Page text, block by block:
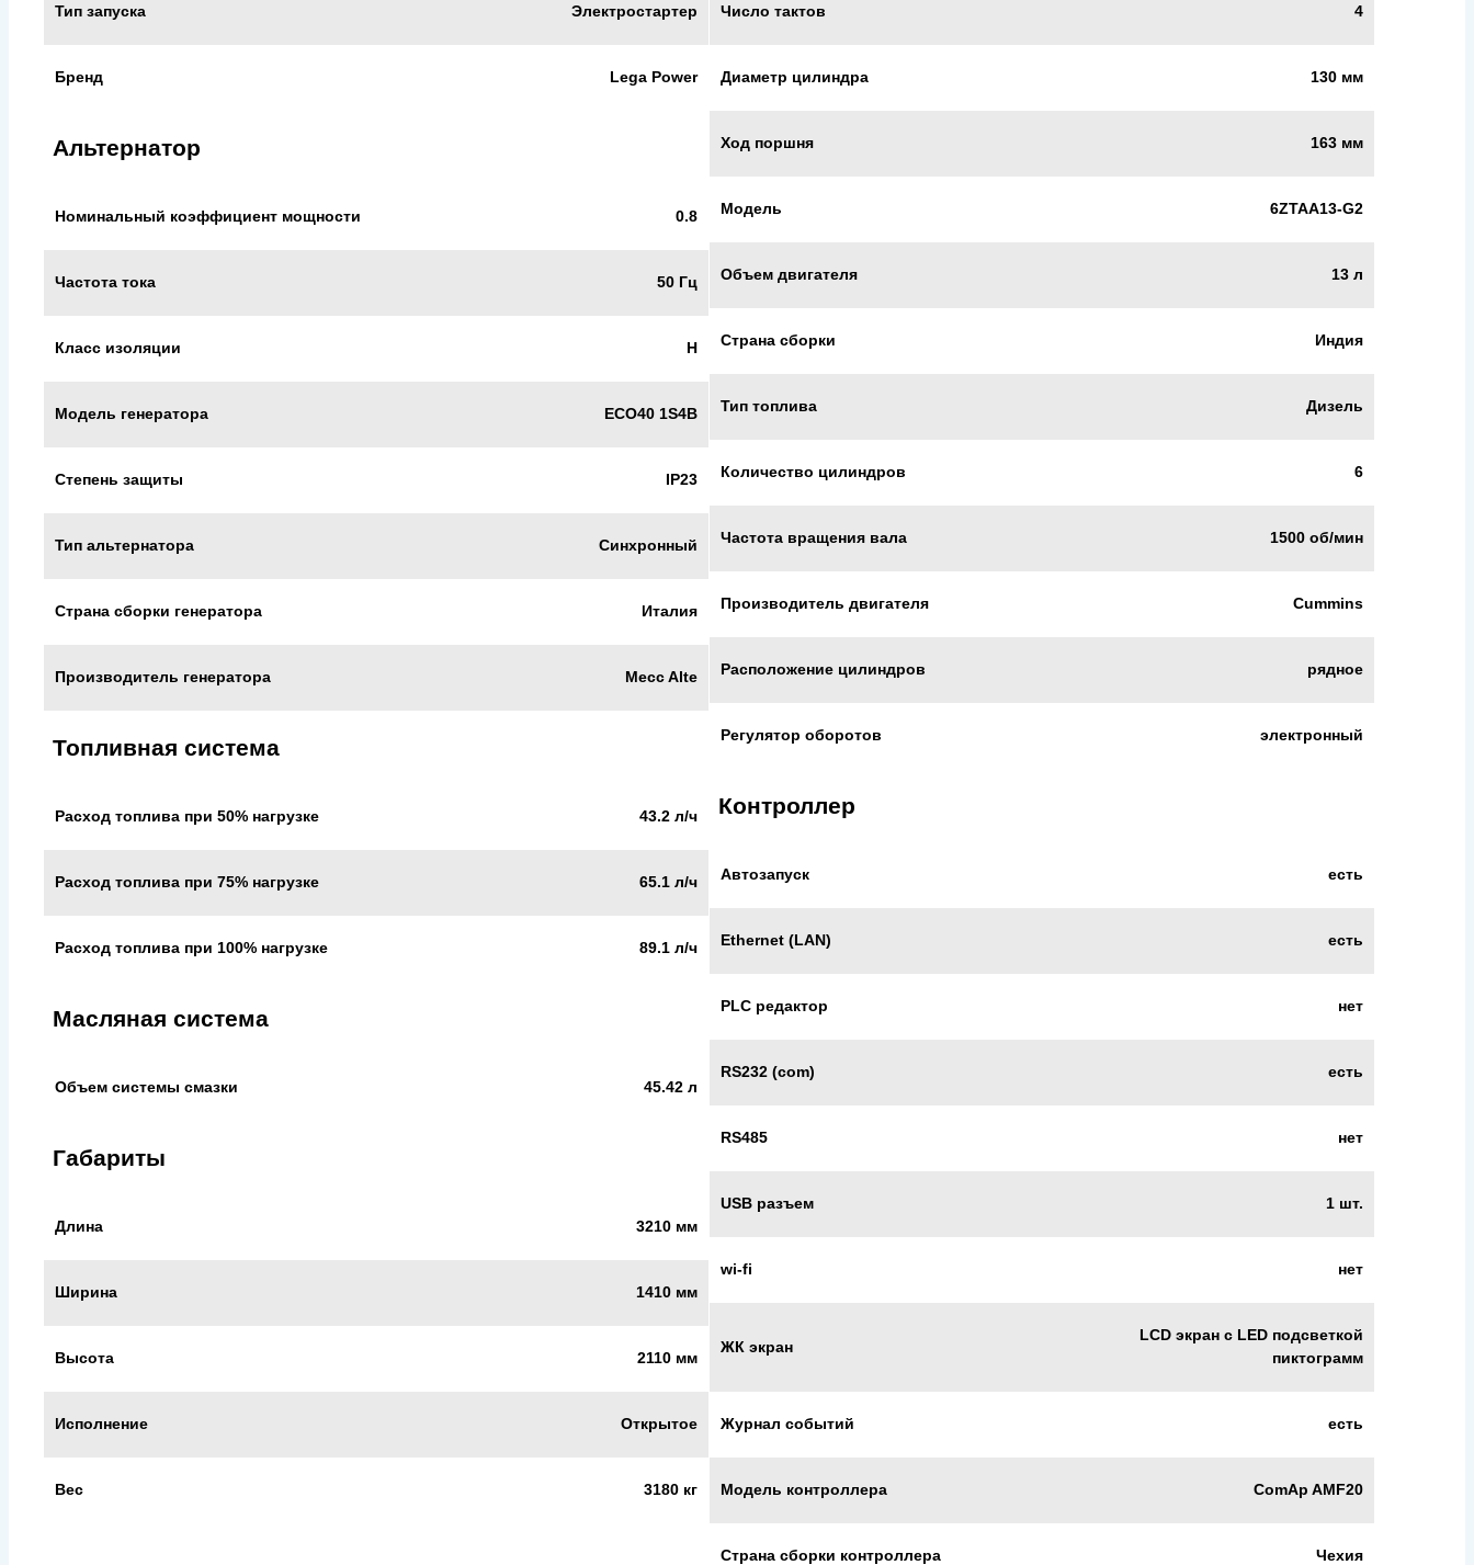
Тип запуска Электростартер
Бренд Lega Power
Число тактов 4
Диаметр цилиндра 130 мм
Ход поршня 163 мм
Модель 6ZTAA13-G2
Объем двигателя 13 л
Страна сборки Индия
Тип топлива Дизель
Количество цилиндров 6
Частота вращения вала 1500 об/мин
Производитель двигателя Cummins
Расположение цилиндров рядное
Регулятор оборотов электронный
Альтернатор
Номинальный коэффициент мощности 0.8
Частота тока 50 Гц
Класс изоляции H
Модель генератора ECO40 1S4B
Степень защиты IP23
Тип альтернатора Синхронный
Страна сборки генератора Италия
Производитель генератора Mecc Alte
Контроллер
Автозапуск есть
Ethernet (LAN) есть
PLC редактор нет
RS232 (com) есть
RS485 нет
USB разъем 1 шт.
wi-fi нет
ЖК экран
LCD экран с LED подсветкой
пиктограмм
Журнал событий есть
Модель контроллера ComAp AMF20
Страна сборки контроллера Чехия
Топливная система
Расход топлива при 50% нагрузке 43.2 л/ч
Расход топлива при 75% нагрузке 65.1 л/ч
Расход топлива при 100% нагрузке 89.1 л/ч
Масляная система
Объем системы смазки 45.42 л
Габариты
Длина 3210 мм
Ширина 1410 мм
Высота 2110 мм
Исполнение Открытое
Вес 3180 кг